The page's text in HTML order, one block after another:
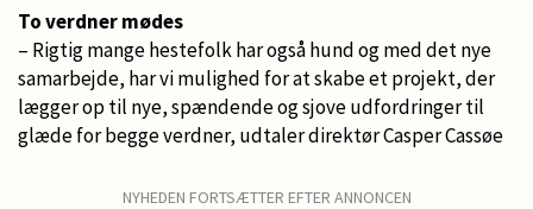
To verdner mødes
– Rigtig mange hestefolk har også hund og med det nye
samarbejde, har vi mulighed for at skabe et projekt, der
lægger op til nye, spændende og sjove udfordringer til
glæde for begge verdner, udtaler direktør Casper Cassøe
NYHEDEN FORTSÆTTER EFTER ANNONCEN